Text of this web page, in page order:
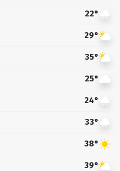
22°
29°
35°
25°
24°
33°
38°
39°